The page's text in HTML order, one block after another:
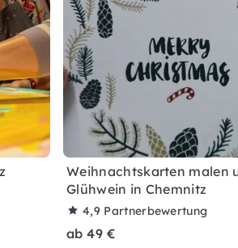
Weihnachtskarten malen
Glühwein in Chemnitz
4,9 Partnerbewertung
ab 49 €